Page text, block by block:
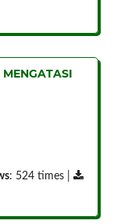
: 524 times |